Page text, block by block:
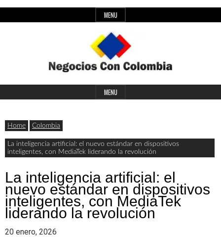
to
MENU
Negocios
con
Colombia
Últimas
noticias,
comunicados
y
actualidad
de
negocios
con
Colombia.
Header
MENU
Home Colombia
La inteligencia artificial: el nuevo estándar en dispositivos
inteligentes, con MediaTek liderando la revolución
La inteligencia artificial: el
nuevo estándar en dispositivos
inteligentes, con MediaTek
liderando la revolución
20 enero, 2026